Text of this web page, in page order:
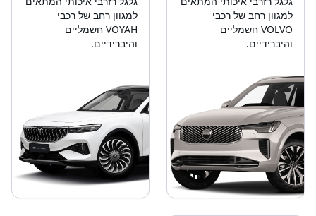
למגוון רחב של רכבי
VOLVO חשמליים
והיברידיים.
למגוון רחב של רכבי
VOYAH חשמליים
והיברידיים.